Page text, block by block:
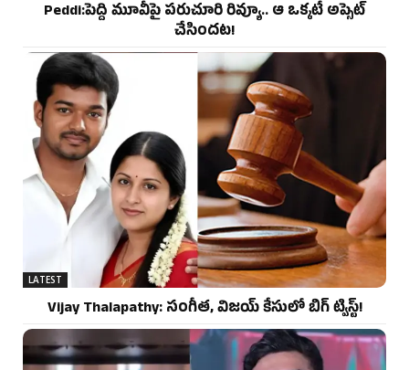
Peddi:పెద్ది మూవీపై పరుచూరి రివ్యూ.. ఆ ఒక్కటే అప్సెట్
చేసిందట!
LATEST
Vijay Thalapathy: సంగీత, విజయ్ కేసులో బిగ్ ట్విస్ట్!